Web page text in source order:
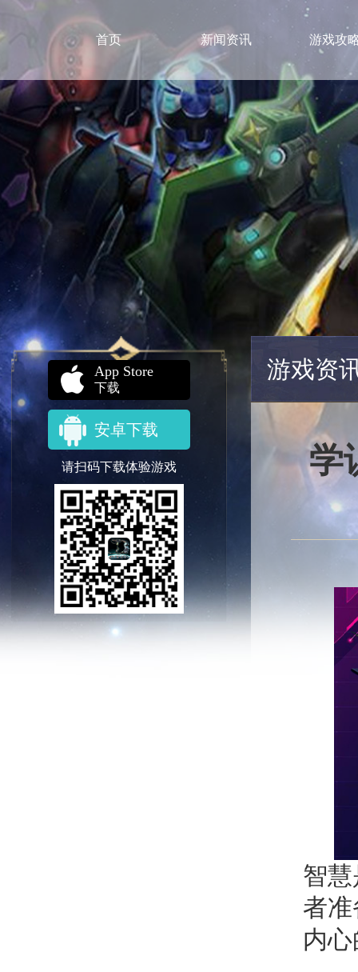
首页 新闻资讯 游戏攻
App Store
下载
安卓下载
请扫码下载体验游戏
游戏资
学
智
者
内